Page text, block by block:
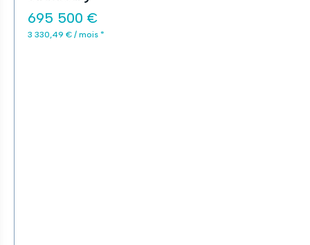
695 500 €
3 330,49 € / mois *